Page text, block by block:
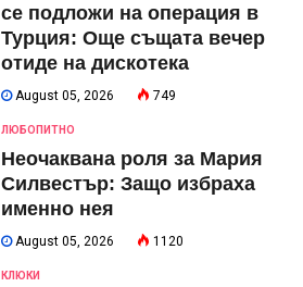
се подложи на операция в
Турция: Още същата вечер
отиде на дискотека
August 05, 2026 749
ЛЮБОПИТНО
Неочаквана роля за Мария
Силвестър: Защо избраха
именно нея
August 05, 2026 1120
КЛЮКИ